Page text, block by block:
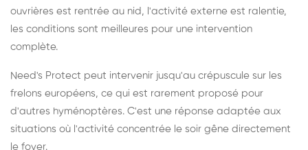
ouvrières est rentrée au nid, l'activité externe est ralentie,
les conditions sont meilleures pour une intervention
complète.
Need's Protect peut intervenir jusqu'au crépuscule sur les
frelons européens, ce qui est rarement proposé pour
d'autres hyménoptères. C'est une réponse adaptée aux
situations où l'activité concentrée le soir gêne directement
le foyer.